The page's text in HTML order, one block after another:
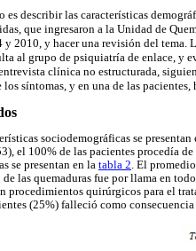
es describir las características
que ingresaron a la Unidad de
y 2010, y hacer una revisión del tema.
al grupo de psiquiatría de enlace, y
clínica no estructurada,
los síntomas, y en una de las
sociodemográficas se presentan
el 100% de las pacientes procedía
se presentan en la tabla 2 . El
las quemaduras fue por llama en
procedimientos quirúrgicos para el
(25%) falleció como